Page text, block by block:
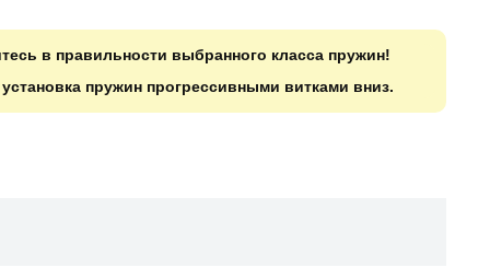
в правильности выбранного класса пружин!
пружин прогрессивными витками вниз.